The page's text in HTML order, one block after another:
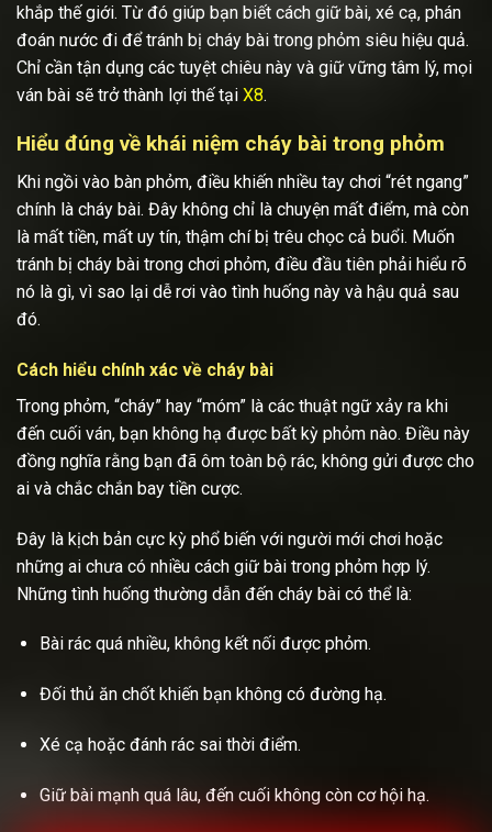
khắp thế giới. Từ đó giúp bạn biết cách giữ bài, xé cạ, phán
đoán nước đi để tránh bị cháy bài trong phỏm siêu hiệu quả.
Chỉ cần tận dụng các tuyệt chiêu này và giữ vững tâm lý, mọi
ván bài sẽ trở thành lợi thế tại X8.
Hiểu đúng về khái niệm cháy bài trong phỏm
Khi ngồi vào bàn phỏm, điều khiến nhiều tay chơi “rét ngang”
chính là cháy bài. Đây không chỉ là chuyện mất điểm, mà còn
là mất tiền, mất uy tín, thậm chí bị trêu chọc cả buổi. Muốn
tránh bị cháy bài trong chơi phỏm, điều đầu tiên phải hiểu rõ
nó là gì, vì sao lại dễ rơi vào tình huống này và hậu quả sau
đó.
Cách hiểu chính xác về cháy bài
Trong phỏm, “cháy” hay “móm” là các thuật ngữ xảy ra khi
đến cuối ván, bạn không hạ được bất kỳ phỏm nào. Điều này
đồng nghĩa rằng bạn đã ôm toàn bộ rác, không gửi được cho
ai và chắc chắn bay tiền cược.
Đây là kịch bản cực kỳ phổ biến với người mới chơi hoặc
những ai chưa có nhiều cách giữ bài trong phỏm hợp lý.
Những tình huống thường dẫn đến cháy bài có thể là:
Bài rác quá nhiều, không kết nối được phỏm.
Đối thủ ăn chốt khiến bạn không có đường hạ.
Xé cạ hoặc đánh rác sai thời điểm.
Giữ bài mạnh quá lâu, đến cuối không còn cơ hội hạ.